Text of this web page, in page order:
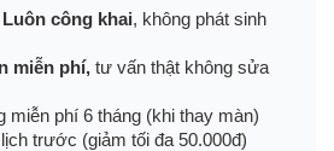
Luôn công khai, không phát sinh
miễn phí, tư vấn thật không sửa
miễn phí 6 tháng (khi thay màn)
trước (giảm tối đa 50.000đ)